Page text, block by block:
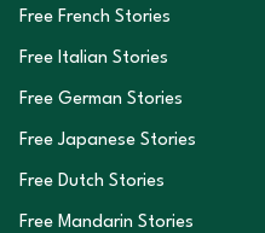
Free French Stories
Free Italian Stories
Free German Stories
Free Japanese Stories
Free Dutch Stories
Free Mandarin Stories